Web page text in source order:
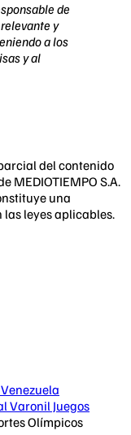
de
y
a los
y al
del contenido
MEDIOTIEMPO S.A.
una
leyes aplicables.
Varonil Juegos
Olímpicos